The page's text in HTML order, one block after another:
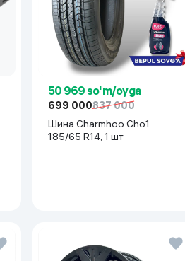
50 969 so'm/oyga
699 000837 000
Шина Charmhoo Cho1
185/65 R14, 1 шт